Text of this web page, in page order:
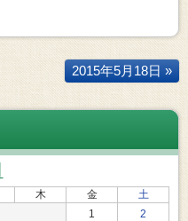
2015年5月18日 »
木 金
土
1
2